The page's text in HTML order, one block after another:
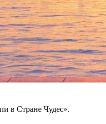
2012, среда
в Стране Чудес».